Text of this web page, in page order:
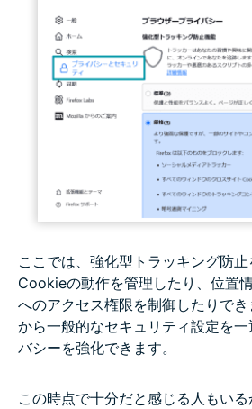
ここでは、強化型トラッキング防止
Cookieの動作を管理したり、位置
へのアクセス権限を制御したりで
から一般的なセキュリティ設定を
バシーを強化できます。
この時点で十分だと感じる人もいる